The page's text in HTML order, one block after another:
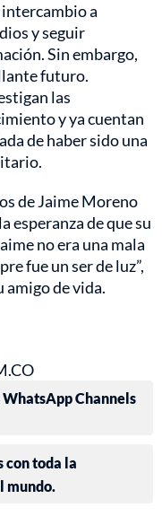
a
y seguir
Sin embargo,
futuro.
las
y ya cuentan
de haber sido una
de Jaime Moreno
esperanza de que su
no era una mala
fue un ser de luz”,
amigo de vida.
Channels
con toda la
mundo.